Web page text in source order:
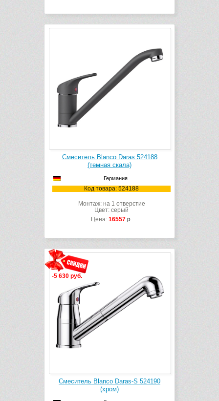
Смеситель Blanco Daras 524188
(темная скала)
Германия
Код товара: 524188
Монтаж: на 1 отверстие
Цвет: серый
Цена: 16557 р.
-5 630 руб.
Смеситель Blanco Daras-S 524190
(хром)